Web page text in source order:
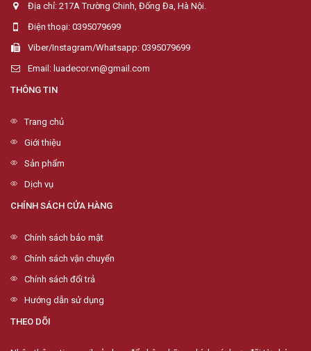
Địa chỉ: 217A Trường Chinh, Đống Đa, Hà Nội.
Điện thoại: 0395079699
Viber/Instagram/Whatsapp: 0395079699
Email: luadecor.vn@gmail.com
THÔNG TIN
Trang chủ
Giới thiệu
Sản phẩm
Dịch vụ
CHÍNH SÁCH CỬA HÀNG
Chính sách bảo mật
Chính sách vận chuyển
Chính sách đổi trả
Hướng dẫn sử dụng
THEO DÕI